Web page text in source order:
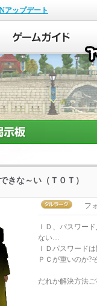
アップデート
きな～い（Ｔ０Ｔ）
フ
ＩＤ、パスワー
ない…
ＩＤパスワード
ＰＣが重いのか?
だれか解決方法